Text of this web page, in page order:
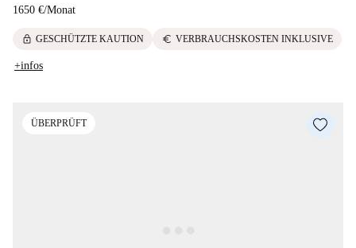
1650 €/Monat
lock GESCHÜTZTE KAUTION euro VERBRAUCHSKOSTEN INKLUSIVE
+infos
ÜBERPRÜFT